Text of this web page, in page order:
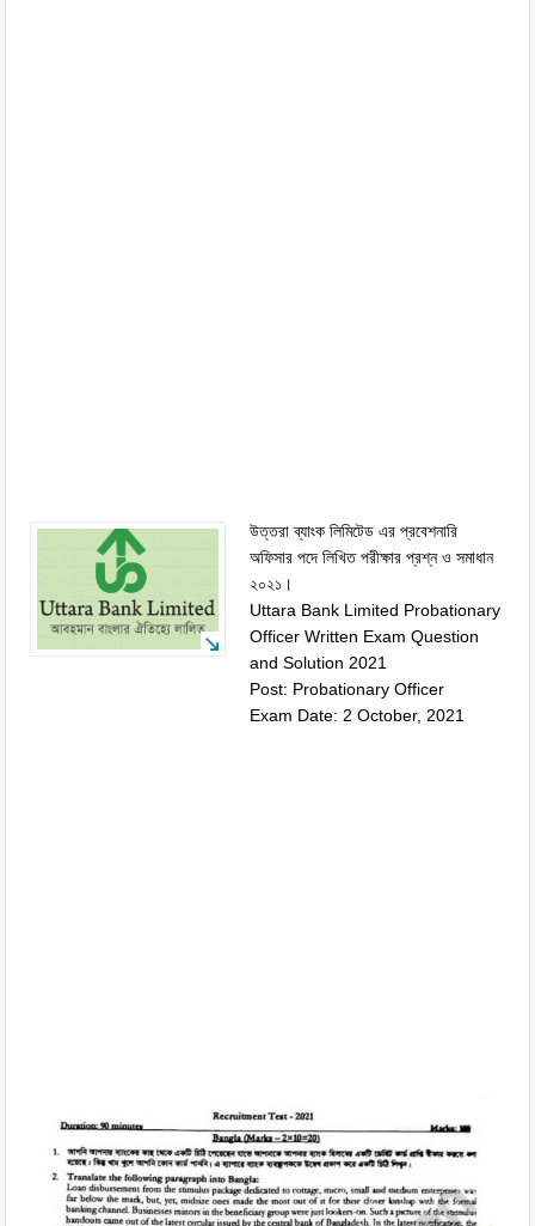
উত্তরা ব্যাংক লিমিটেড এর প্রবেশনারি
অফিসার পদে লিখিত পরীক্ষার প্রশ্ন ও সমাধান
২০২১।
Uttara Bank Limited Probationary
Officer Written Exam Question
and Solution 2021
Post: Probationary Officer
Exam Date: 2 October, 2021